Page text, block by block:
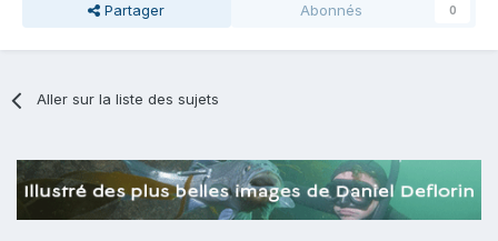
Partager Abonnés 0
Aller sur la liste des sujets